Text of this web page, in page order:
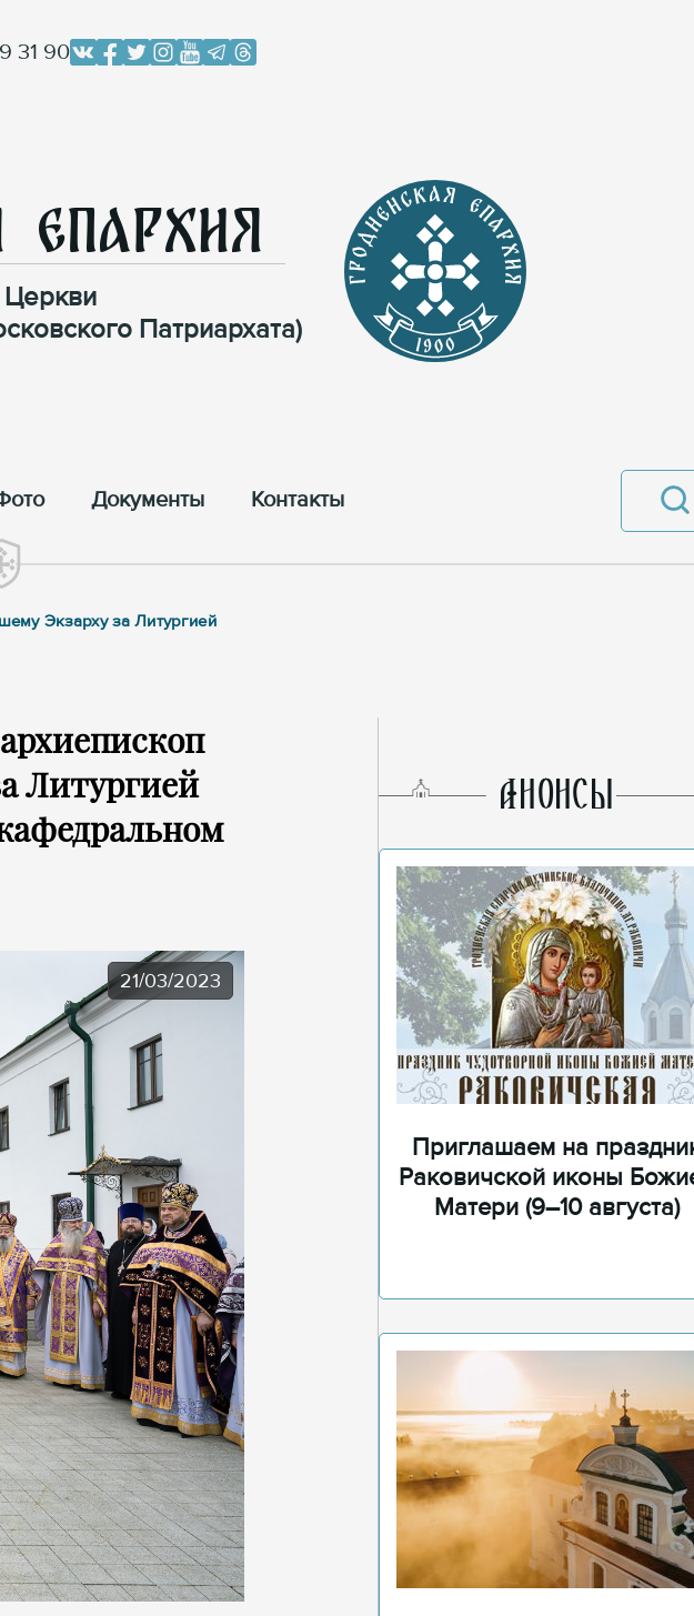
31 90
Епархия
Церкви
Патриархата)
Документы Контакты
Экзарху за Литургией
Литургией
21/03/2023
AНОНСЫ
Приглашаем на
Раковичской иконы
Матери (9–10 августа)